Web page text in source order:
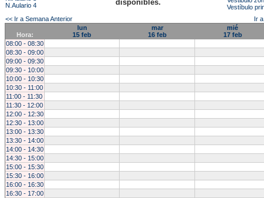
N.Aulario 4
disponibles.
Vestíbulo
<< Ir a Semana Anterior
Ir
Hora:
lun
15 feb
mar
16 feb
mié
17 feb
08:00 - 08:30
08:30 - 09:00
09:00 - 09:30
09:30 - 10:00
10:00 - 10:30
10:30 - 11:00
11:00 - 11:30
11:30 - 12:00
12:00 - 12:30
12:30 - 13:00
13:00 - 13:30
13:30 - 14:00
14:00 - 14:30
14:30 - 15:00
15:00 - 15:30
15:30 - 16:00
16:00 - 16:30
16:30 - 17:00